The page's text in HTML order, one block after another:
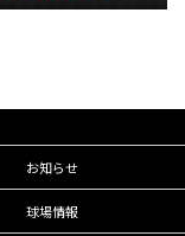
お知らせ
球場情報